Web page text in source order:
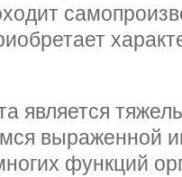
является
выраженной
функций